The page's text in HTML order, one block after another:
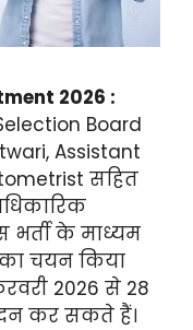
2026 :
Board
Assistant
सहित
भर्ती के माध्यम
का चयन किया
2026 से 28
कर सकते हैं।